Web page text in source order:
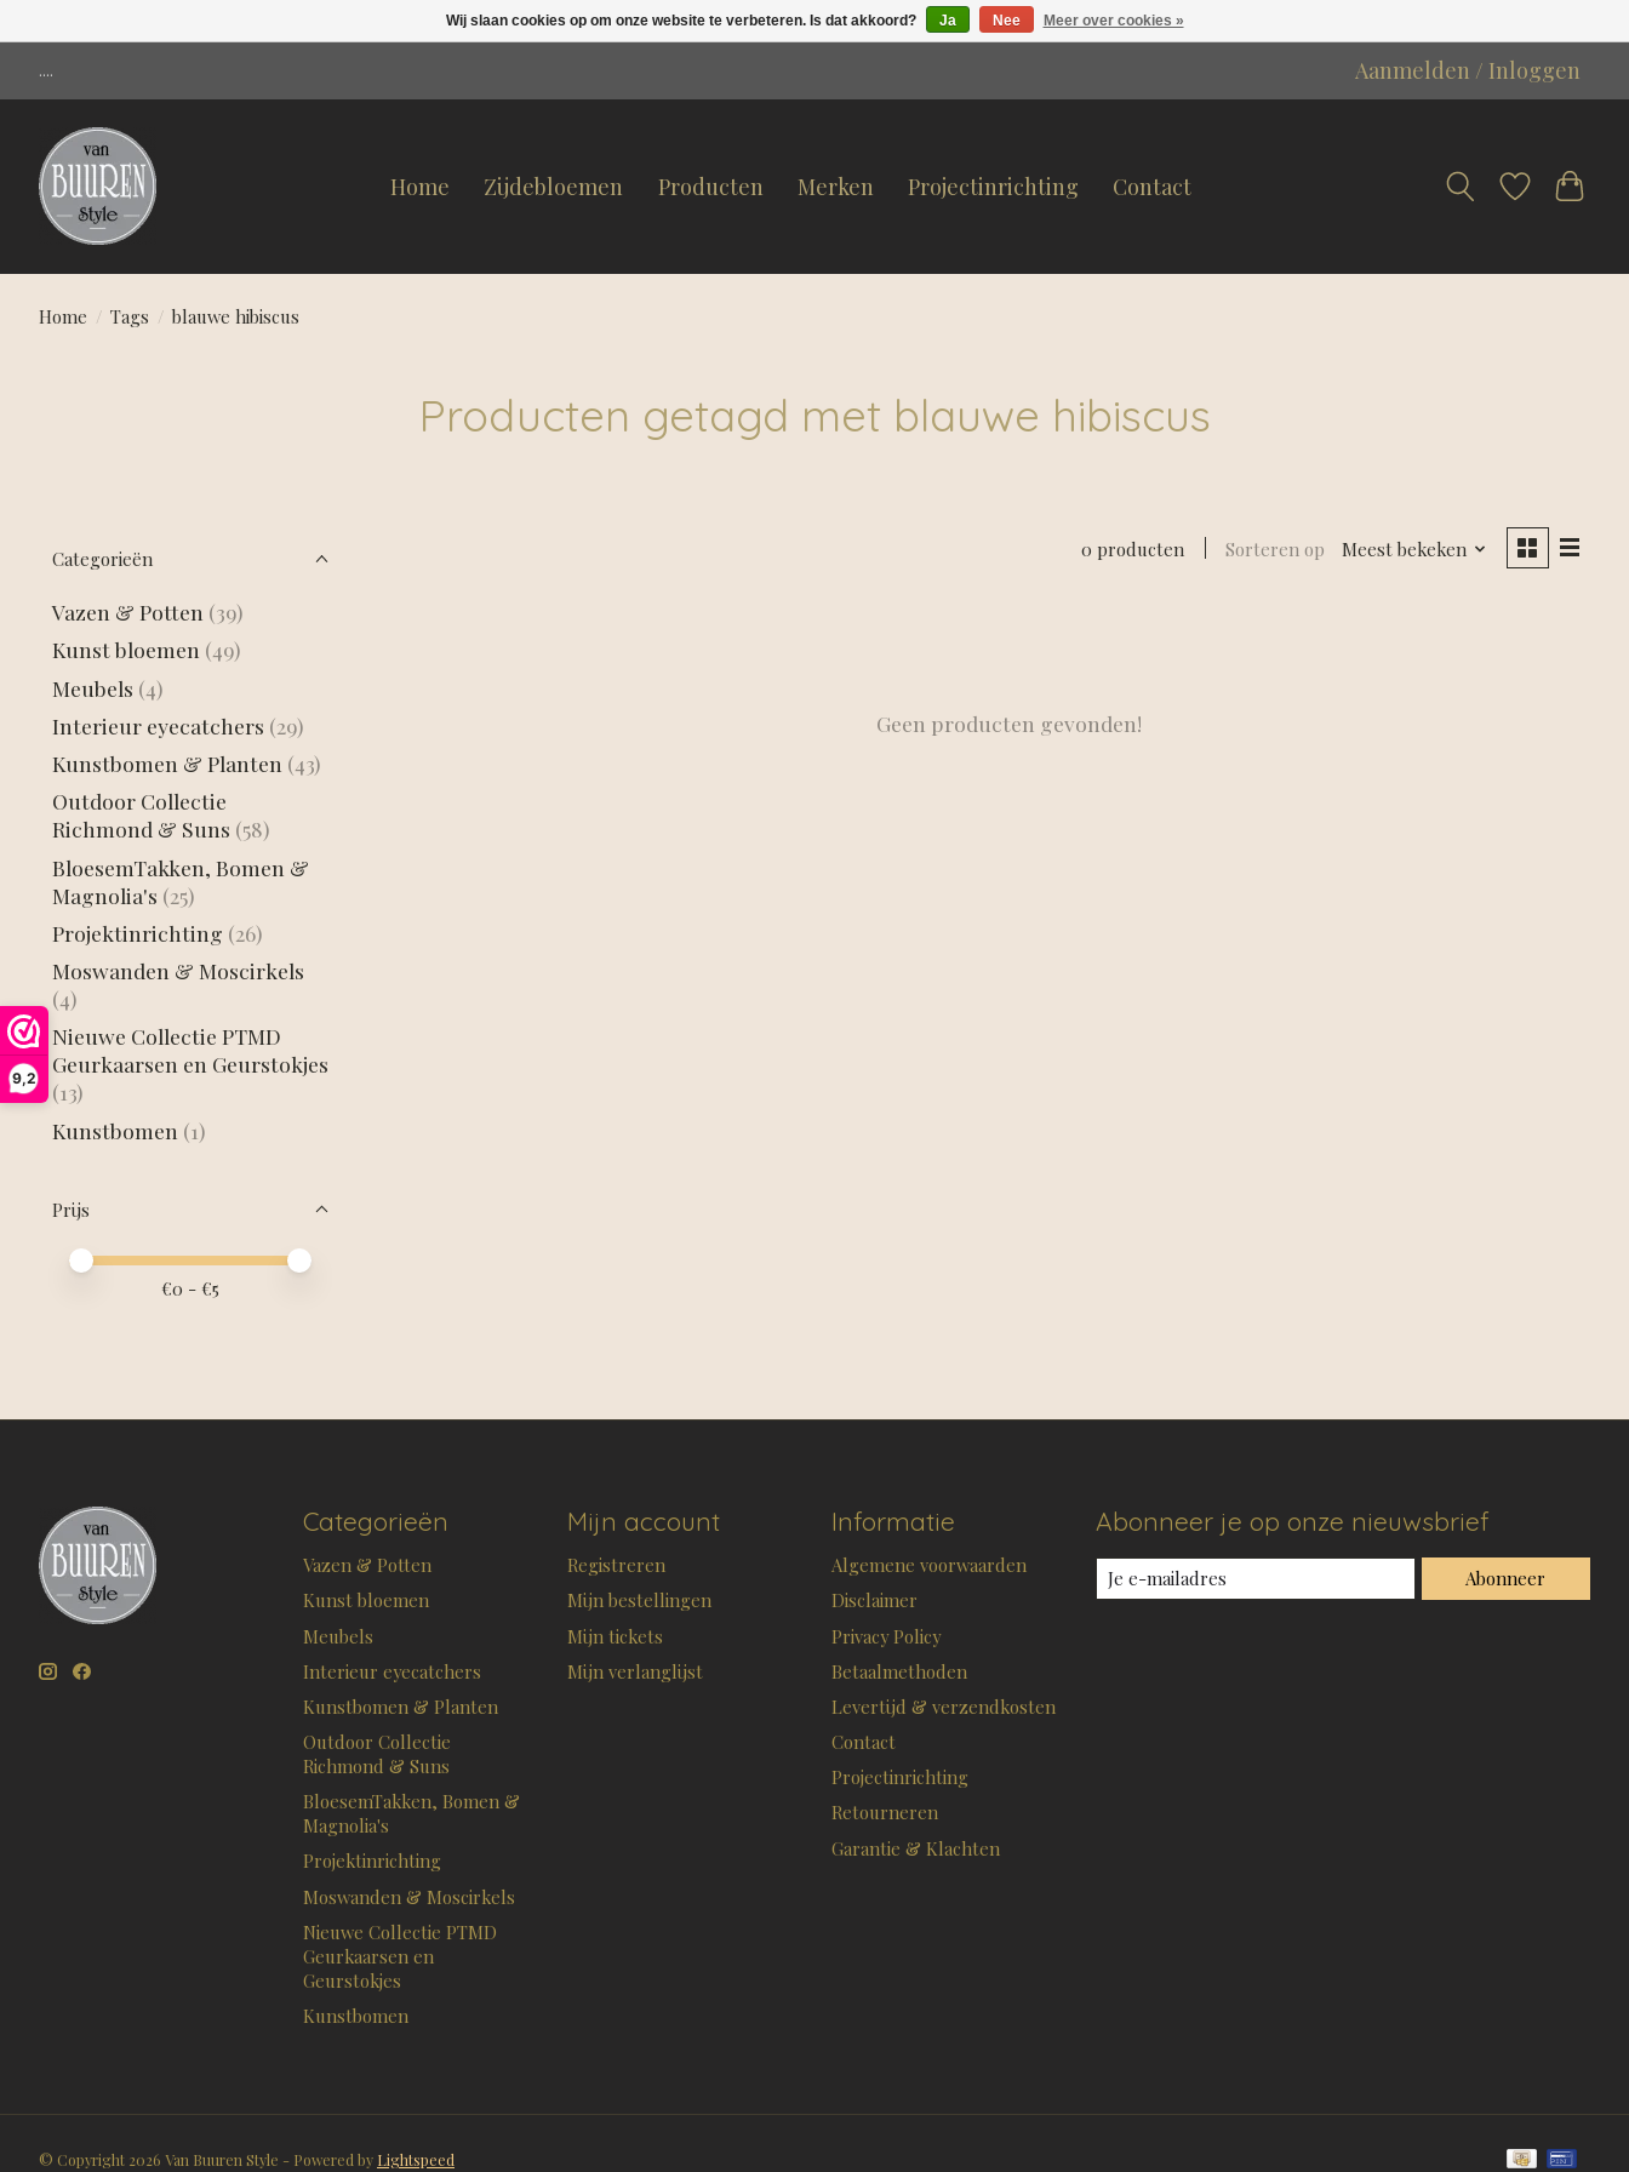
9,2
.... Aanmelden / Inloggen
Home Zijdebloemen Producten Merken Projectinrichting Contact
Home / Tags / blauwe hibiscus
Producten getagd met blauwe hibiscus
Categorieën
Vazen & Potten (39)
Kunst bloemen (49)
Meubels (4)
Interieur eyecatchers (29)
Kunstbomen & Planten (43)
Outdoor Collectie
Richmond & Suns (58)
BloesemTakken, Bomen &
Magnolia's (25)
Projektinrichting (26)
Moswanden & Moscirkels
(4)
Nieuwe Collectie PTMD
Geurkaarsen en Geurstokjes
(13)
Kunstbomen (1)
Prijs
Minimale prijswaarde
Price maximum value
€0 - €5
0 producten Sorteren op Meest bekeken
Geen producten gevonden!
Categorieën
Vazen & Potten
Kunst bloemen
Meubels
Interieur eyecatchers
Kunstbomen & Planten
Outdoor Collectie
Richmond & Suns
BloesemTakken, Bomen &
Magnolia's
Projektinrichting
Moswanden & Moscirkels
Nieuwe Collectie PTMD
Geurkaarsen en
Geurstokjes
Kunstbomen
Mijn account
Registreren
Mijn bestellingen
Mijn tickets
Mijn verlanglijst
Informatie
Algemene voorwaarden
Disclaimer
Privacy Policy
Betaalmethoden
Levertijd & verzendkosten
Contact
Projectinrichting
Retourneren
Garantie & Klachten
Abonneer je op onze nieuwsbrief
Abonneer
© Copyright 2026 Van Buuren Style - Powered by Lightspeed
Wij slaan cookies op om onze website te verbeteren. Is dat akkoord? Ja Nee Meer over cookies »